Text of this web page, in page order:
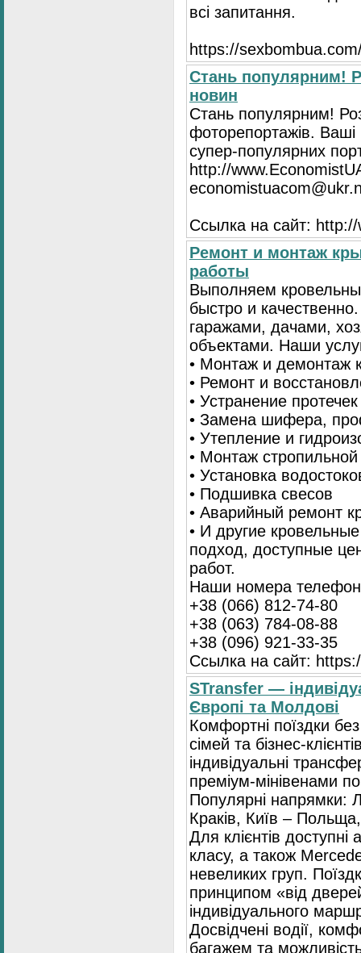
всі запитання.
https://
Стань популярним!
новин
Стань популярним!
фоторепортажів. Ваші
супер-популярних
http://
Ссылка на сайт:
Ремонт и монтаж
работы
Выполняем
быстро и
гаражами, дачами,
объектами. Наши
• Монтаж и демонтаж
• Ремонт и
• Устранение протечек
• Замена шифера,
• Утепление и
• Монтаж
• Установка
• Подшивка свесов
• Аварийный ремонт
• И другие
подход, доступные
работ.
Наши номера
+38 (066) 812-74-80
+38 (063) 784-08-88
+38 (096) 921-33-35
Ссылка на сайт:
STransfer —
Європі та Молдові
Комфортні поїздки
сімей та бізнес-
індивідуальні
преміум-мінівенами
Популярні напрямки:
Краків, Київ –
Для клієнтів
класу, а також
невеликих груп.
принципом «від
індивідуального
Досвідчені водії,
багажем та